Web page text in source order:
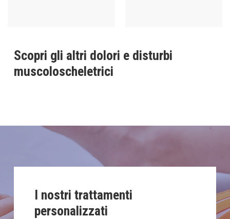
Scopri gli altri dolori e disturbi
muscoloscheletrici
I nostri trattamenti
personalizzati